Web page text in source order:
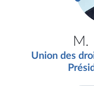
M.
Union des